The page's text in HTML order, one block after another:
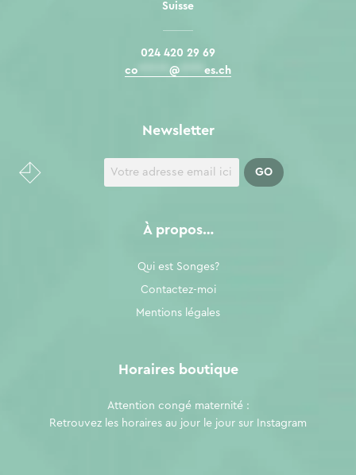
Suisse
024 420 29 69
co
@ es.ch
À propos…
Qui est Songes?
Contactez-moi
Mentions légales
Newsletter
Horaires boutique
Attention congé maternité :
Retrouvez les horaires au jour le jour sur
Instagram